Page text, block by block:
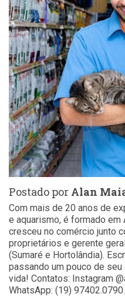
Postado por Alan
Com mais de 20 anos de
e aquarismo, é formado
cresceu no comércio junto
proprietários e gerente
(Sumaré e Hortolândia).
passando um pouco de
vida! Contatos: Instagram
WhatsApp: (19) 97402.0790.